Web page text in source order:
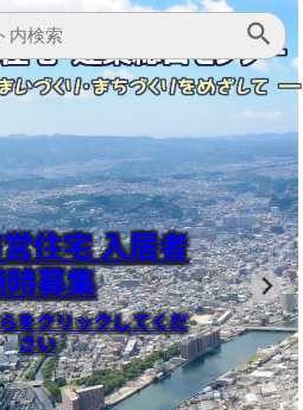
住宅 入居者
募集
をクリックしてくだ
さい
家賃収納専門
集します
らをご覧ください
(建築技術)を
します
らをご覧ください